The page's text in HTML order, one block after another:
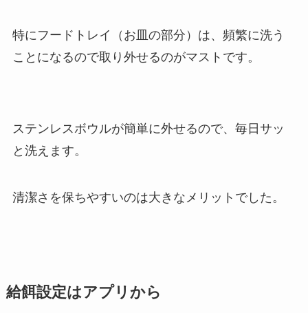
特にフードトレイ（お皿の部分）は、頻繁に洗う
ことになるので取り外せるのがマストです。
ステンレスボウルが簡単に外せるので、毎日サッ
と洗えます。
清潔さを保ちやすいのは大きなメリットでした。
給餌設定はアプリから